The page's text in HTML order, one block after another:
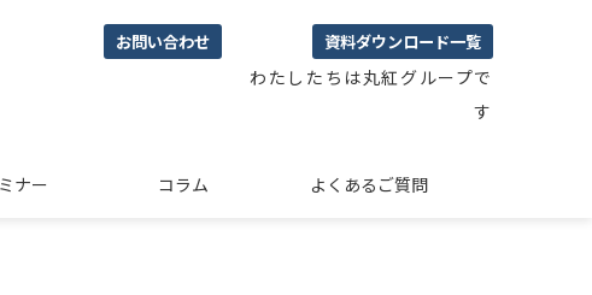
お問い合わせ 資料ダウンロード一覧
わたしたちは丸紅グループで
す
ナー コラム よくあるご質問